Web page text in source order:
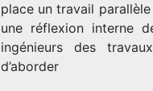
place un travail
une réflexion interne
ingénieurs des
d’aborder